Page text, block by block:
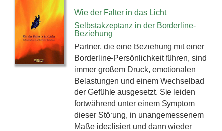
Wie der Falter in das Licht
Selbstakzeptanz in der Borderline-
Beziehung
Partner, die eine Beziehung mit einer
Borderline-Persönlichkeit führen, sind
immer großem Druck, emotionalen
Belastungen und einem Wechselbad
der Gefühle ausgesetzt. Sie leiden
fortwährend unter einem Symptom
dieser Störung, in unangemessenem
Maße idealisiert und dann wieder